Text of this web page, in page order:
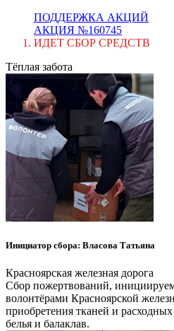
ПОДДЕРЖКА АКЦИЙ
АКЦИЯ №160745
ИДЕТ СБОР СРЕДСТВ
Тёплая забота
Инициатор сбора: Власова Татьяна
Красноярская железная дорога
Сбор пожертвований,
волонтёрами Красноярской
приобретения тканей и
белья и балаклав.